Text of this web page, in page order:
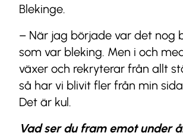
Blekinge.
– När jag började var det nog
som var bleking. Men i och
växer och rekryterar från allt
så har vi blivit fler från min
Det är kul.
Vad ser du fram emot under